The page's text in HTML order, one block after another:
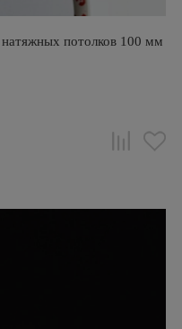
потолков 100 мм